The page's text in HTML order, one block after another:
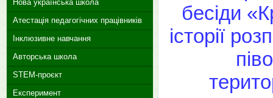
бесіди
історії
Нова українська школа
Атестація педагогічних працівників
Інклюзивне навчання
Авторська школа
STEM-проєкт
Експеримент